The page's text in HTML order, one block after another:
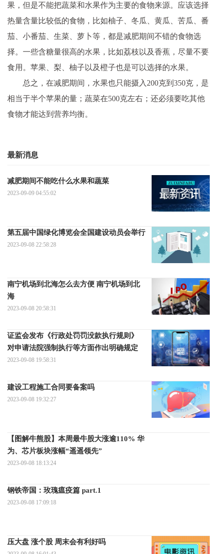
果，但是不能把蔬菜和水果作为主要的食物来源。应该选择
热量含量比较低的食物，比如柚子、冬瓜、黄瓜、苦瓜、番
茄、小番茄、生菜、萝卜等，都是减肥期间不错的食物选
择。一些含糖量很高的水果，比如荔枝以及香蕉，尽量不要
食用。苹果、梨、柚子以及橙子也是可以选择的水果。
总之，在减肥期间，水果也只能摄入200克到350克，是
相当于半个苹果的量；蔬菜在500克左右；还必须要吃其他
食物才能达到营养均衡。
最新消息
减肥期间不能吃什么水果和蔬菜
2023-09-09 04:55:02
第五届中国绿化博览会全国建设动员会举行
2023-09-08 22:58:28
南宁机场到北海怎么去方便 南宁机场到北
海
2023-09-08 20:58:31
证监会发布《行政处罚罚没款执行规则》
对申请法院强制执行等方面作出明确规定
2023-09-08 19:58:31
建设工程施工合同要备案吗
2023-09-08 19:32:27
【图解牛熊股】本周最牛股大涨逾110% 华
为、芯片板块涨幅“遥遥领先”
2023-09-08 18:13:24
钢铁帝国：玫瑰瘟疫篇 part.1
2023-09-08 17:09:18
压大盘 涨个股 周末会有利好吗